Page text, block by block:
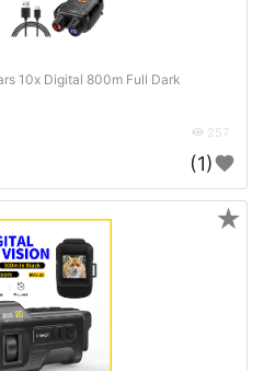
10x Digital 800m Full Dark
257
(1)
★